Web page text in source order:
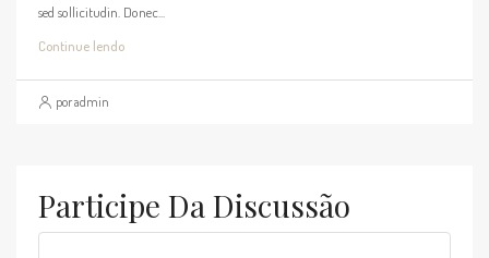
sed sollicitudin. Donec...
Continue lendo
por admin
Participe Da Discussão